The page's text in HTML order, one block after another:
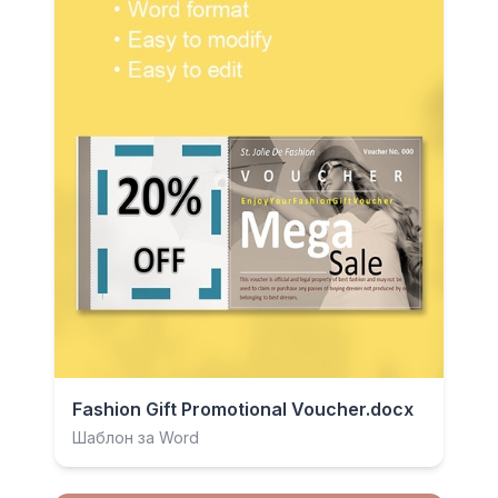
Fashion Gift Promotional Voucher.docx
Шаблон за Word